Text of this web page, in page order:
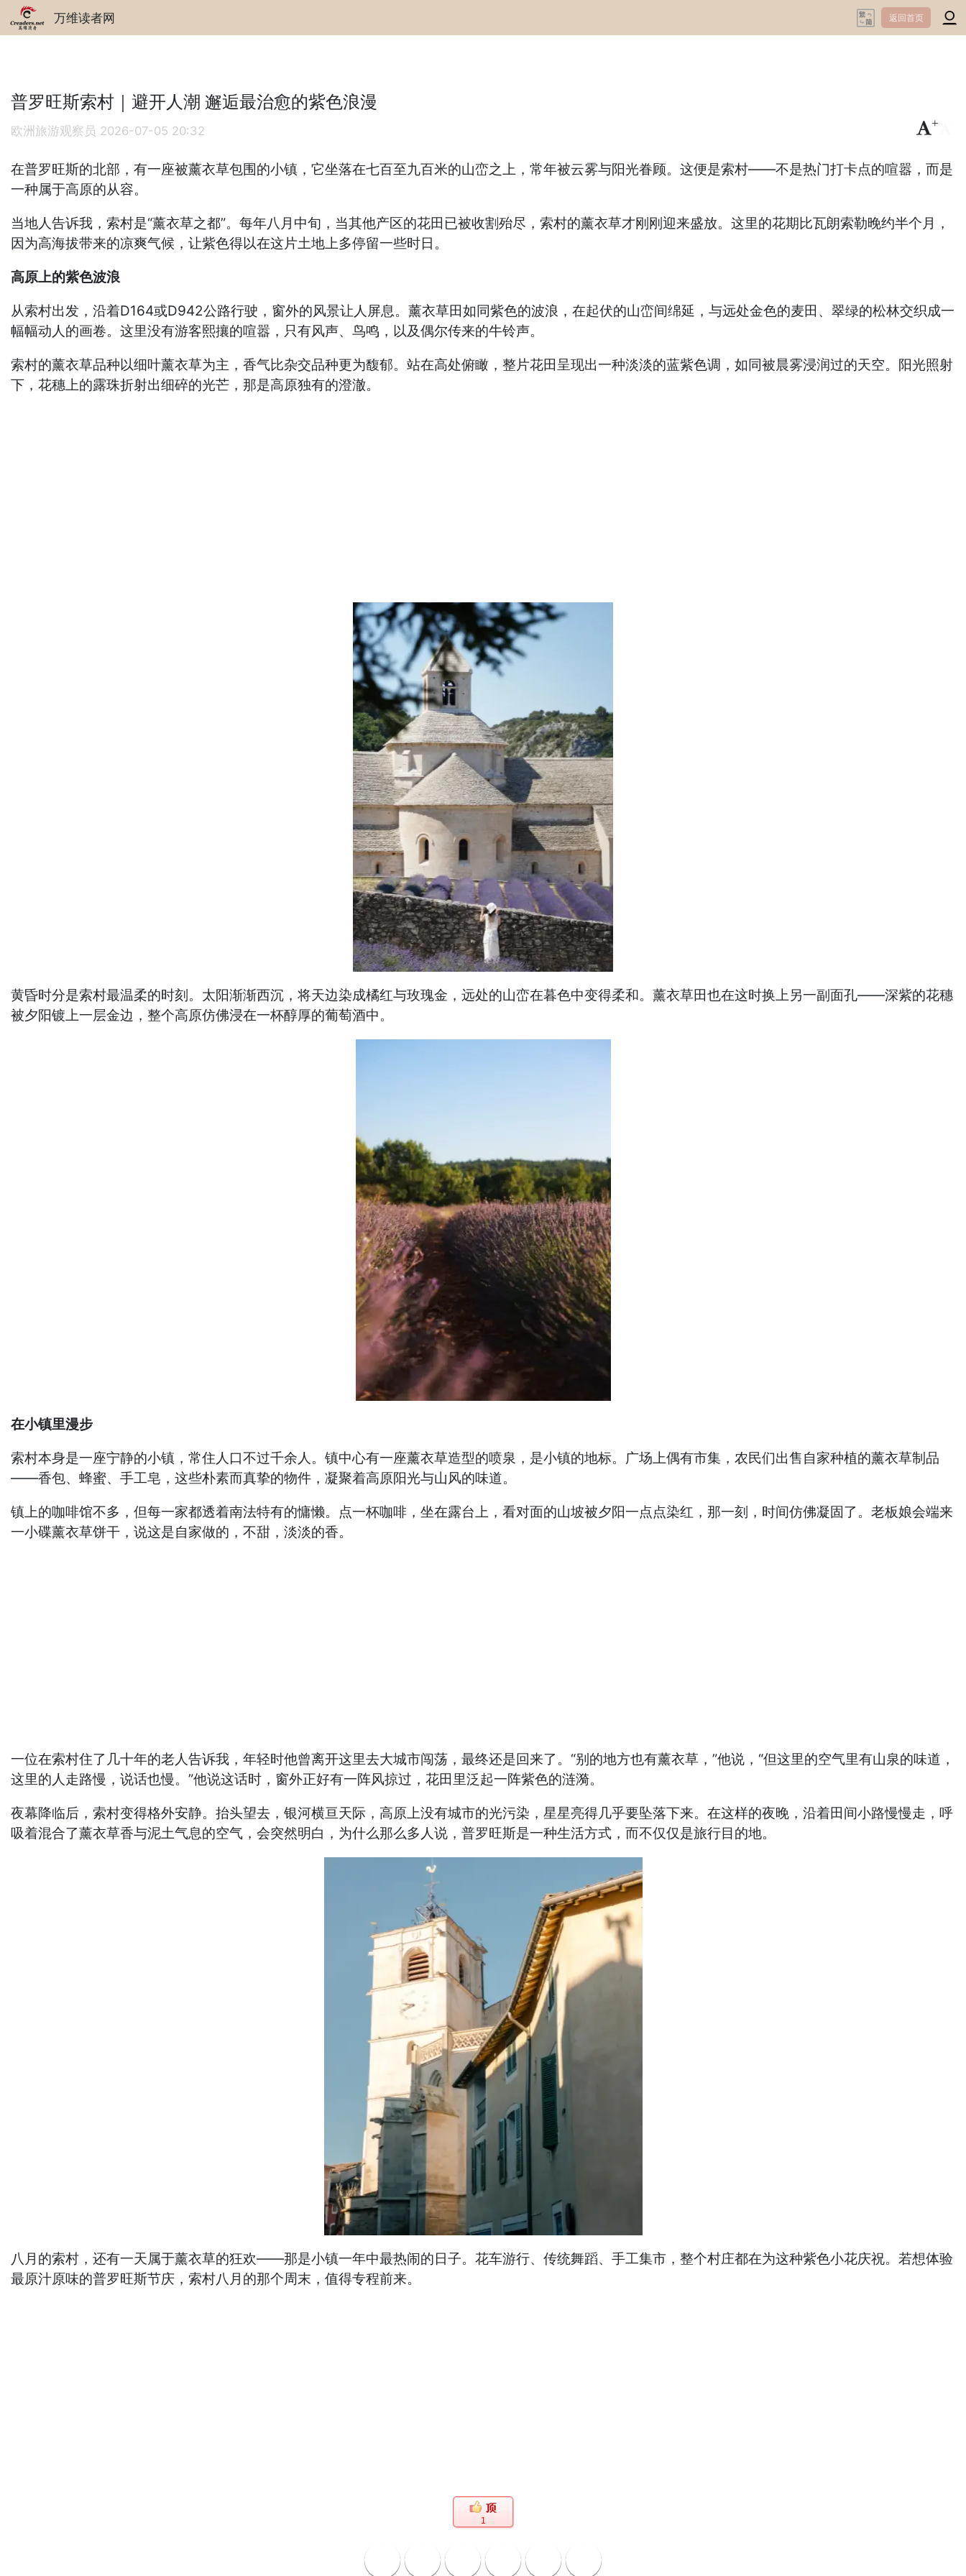
万维读者网 返回首页
普罗旺斯索村｜避开人潮 邂逅最治愈的紫色浪漫
欧洲旅游观察员 2026-07-05 20:32
+
在普罗旺斯的北部，有一座被薰衣草包围的小镇，它坐落在七百至九百米的山峦之上，常年被云雾与阳光眷顾。这便是索村——不是热门打卡点的喧嚣，而是
一种属于高原的从容。
当地人告诉我，索村是“薰衣草之都”。每年八月中旬，当其他产区的花田已被收割殆尽，索村的薰衣草才刚刚迎来盛放。这里的花期比瓦朗索勒晚约半个月，
因为高海拔带来的凉爽气候，让紫色得以在这片土地上多停留一些时日。
高原上的紫色波浪
从索村出发，沿着D164或D942公路行驶，窗外的风景让人屏息。薰衣草田如同紫色的波浪，在起伏的山峦间绵延，与远处金色的麦田、翠绿的松林交织成一
幅幅动人的画卷。这里没有游客熙攘的喧嚣，只有风声、鸟鸣，以及偶尔传来的牛铃声。
索村的薰衣草品种以细叶薰衣草为主，香气比杂交品种更为馥郁。站在高处俯瞰，整片花田呈现出一种淡淡的蓝紫色调，如同被晨雾浸润过的天空。阳光照射
下，花穗上的露珠折射出细碎的光芒，那是高原独有的澄澈。
黄昏时分是索村最温柔的时刻。太阳渐渐西沉，将天边染成橘红与玫瑰金，远处的山峦在暮色中变得柔和。薰衣草田也在这时换上另一副面孔——深紫的花穗
被夕阳镀上一层金边，整个高原仿佛浸在一杯醇厚的葡萄酒中。
在小镇里漫步
索村本身是一座宁静的小镇，常住人口不过千余人。镇中心有一座薰衣草造型的喷泉，是小镇的地标。广场上偶有市集，农民们出售自家种植的薰衣草制品
——香包、蜂蜜、手工皂，这些朴素而真挚的物件，凝聚着高原阳光与山风的味道。
镇上的咖啡馆不多，但每一家都透着南法特有的慵懒。点一杯咖啡，坐在露台上，看对面的山坡被夕阳一点点染红，那一刻，时间仿佛凝固了。老板娘会端来
一小碟薰衣草饼干，说这是自家做的，不甜，淡淡的香。
一位在索村住了几十年的老人告诉我，年轻时他曾离开这里去大城市闯荡，最终还是回来了。“别的地方也有薰衣草，”他说，“但这里的空气里有山泉的味道，
这里的人走路慢，说话也慢。”他说这话时，窗外正好有一阵风掠过，花田里泛起一阵紫色的涟漪。
夜幕降临后，索村变得格外安静。抬头望去，银河横亘天际，高原上没有城市的光污染，星星亮得几乎要坠落下来。在这样的夜晚，沿着田间小路慢慢走，呼
吸着混合了薰衣草香与泥土气息的空气，会突然明白，为什么那么多人说，普罗旺斯是一种生活方式，而不仅仅是旅行目的地。
八月的索村，还有一天属于薰衣草的狂欢——那是小镇一年中最热闹的日子。花车游行、传统舞蹈、手工集市，整个村庄都在为这种紫色小花庆祝。若想体验
最原汁原味的普罗旺斯节庆，索村八月的那个周末，值得专程前来。
1